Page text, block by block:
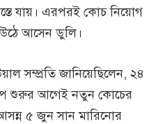
যায়। এরপরই কোচ নিয়োগ
উঠে আসেন ডুলি।
সম্প্রতি জানিয়েছিলেন, ২৪
শুরুর আগেই নতুন কোচের
৫ জুন সান মারিনোর